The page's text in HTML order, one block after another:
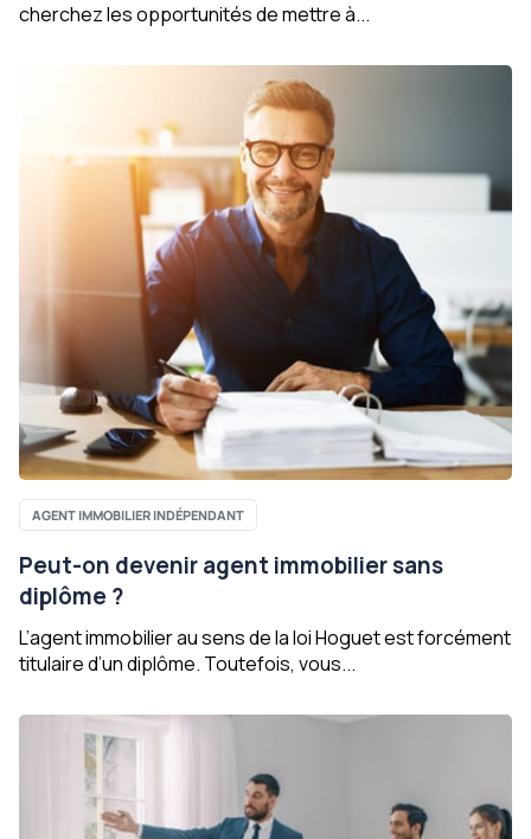
cherchez les opportunités de mettre à...
AGENT IMMOBILIER INDÉPENDANT
Peut-on devenir agent immobilier sans
diplôme ?
L’agent immobilier au sens de la loi Hoguet est forcément
titulaire d’un diplôme. Toutefois, vous...